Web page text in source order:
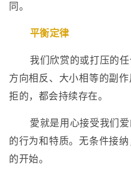
同。
平衡定律
我们欣赏的或打压的
方向相反、大小相等的副
拒的，都会持续存在。
愛就是用心接受我们
的行为和特质。无条件接
的开始。